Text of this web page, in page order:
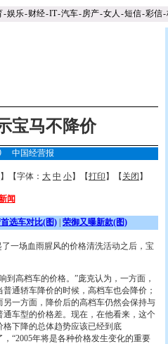
-娱乐-财经-IT-汽车-房产-女人 -短信-彩信-
宝马不降价
中国经营报
】【字体： 大 中 小】【打印 】【 关闭 】
闻
选车对比(图) 荣御又曝新款(图)
一场血雨腥风的价格清洗活动之后，宝
高档车的价格。 ”庞克认为，一方面，
普通轿车降价的时候，高档车也会降价；
另一方面，降价后的高档车仍然会保持与
通车型的价格差。现在，在他看来，这个
格下降的总体趋势应该已经到底
，“2005年将是各种价格发生变化的重要